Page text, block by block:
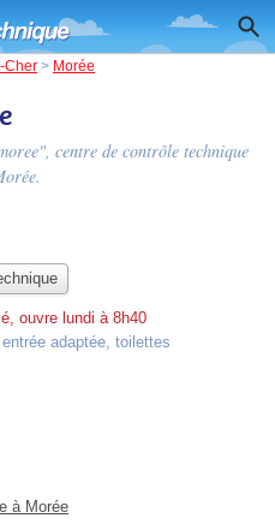
Cher > Morée
centre de contrôle technique
ouvre lundi à 8h40
adaptée, toilettes
à Morée